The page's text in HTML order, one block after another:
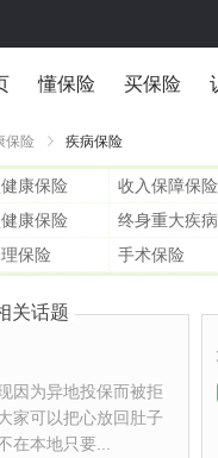
懂保险 买保险
保险 疾病保险
康保险 收入保障保险
康保险
终身重大疾
保险
手术保险
关话题
因为异地投保而被拒
家可以把心放回肚子
在本地只要...